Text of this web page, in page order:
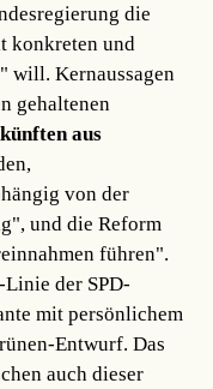
die
konkreten und
will. Kernaussagen
gehaltenen
aus
von der
und die Reform
führen".
der SPD-
mit persönlichem
Entwurf. Das
auch dieser